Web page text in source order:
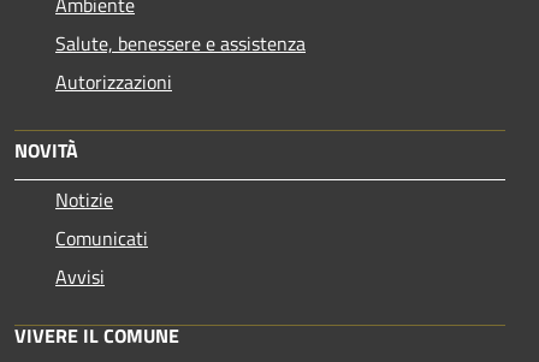
Salute, benessere e assistenza
Autorizzazioni
NOVITÀ
Notizie
Comunicati
Avvisi
VIVERE IL COMUNE